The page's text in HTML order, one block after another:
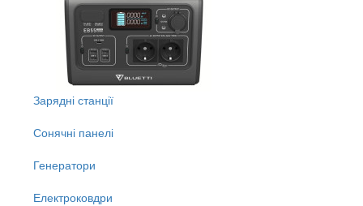
Зарядні станції
Сонячні панелі
Генератори
Електроковдри